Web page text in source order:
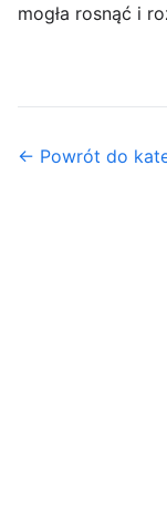
mogła rosnąć i
← Powrót do